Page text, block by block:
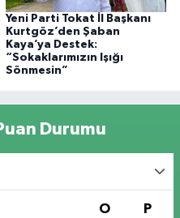
Yeni Parti Tokat İl Başkanı
Kurtgöz’den Şaban
Kaya’ya Destek:
“Sokaklarımızın Işığı
Sönmesin”
Durumu
O P